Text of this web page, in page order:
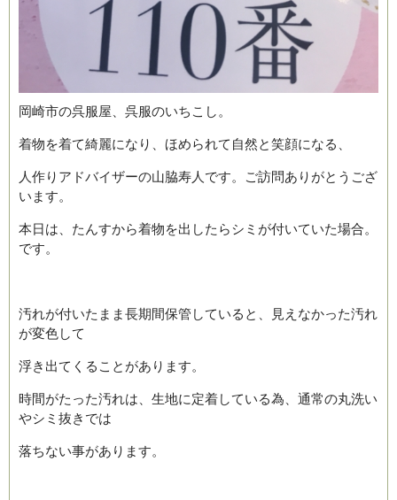
岡崎市の呉服屋、呉服のいちこし。
着物を着て綺麗になり、ほめられて自然と笑顔になる、
人作りアドバイザーの山脇寿人です。ご訪問ありがとうござ
います。
本日は、たんすから着物を出したらシミが付いていた場合。
です。
汚れが付いたまま長期間保管していると、見えなかった汚れ
が変色して
浮き出てくることがあります。
時間がたった汚れは、生地に定着している為、通常の丸洗い
やシミ抜きでは
落ちない事があります。